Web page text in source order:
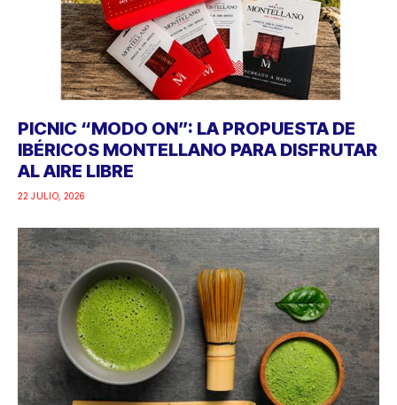
PICNIC “MODO ON”: LA PROPUESTA DE
IBÉRICOS MONTELLANO PARA DISFRUTAR
AL AIRE LIBRE
22 JULIO, 2026